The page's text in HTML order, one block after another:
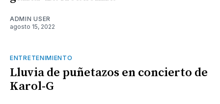
ADMIN USER
agosto 15, 2022
ENTRETENIMIENTO
Lluvia de puñetazos en concierto de
Karol-G